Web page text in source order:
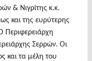
& Νιγρίτης κ.κ.
και της ευρύτερης
Περιφερειάρχη
Σερρών. Οι
και τα μέλη του